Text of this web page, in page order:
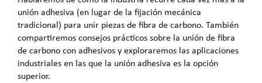
unión adhesiva (en lugar de la fijación mecánica
tradicional) para unir piezas de fibra de carbono. También
compartiremos consejos prácticos sobre la unión de fibra
de carbono con adhesivos y exploraremos las aplicaciones
industriales en las que la unión adhesiva es la opción
superior.